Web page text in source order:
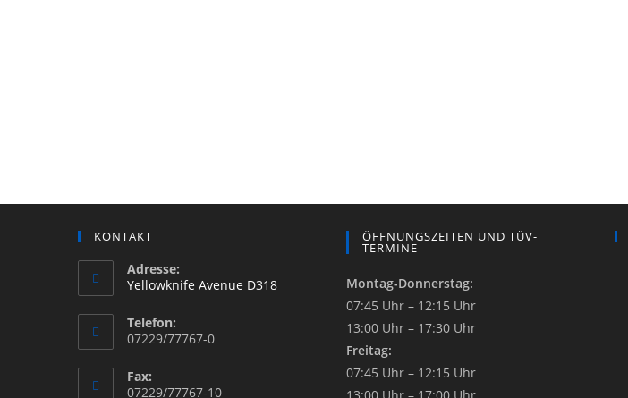
KONTAKT
Adresse:
Yellowknife Avenue D318
Telefon:
07229/77767-0
Fax:
07229/77767-10
ÖFFNUNGSZEITEN UND TÜV-
TERMINE
Montag-Donnerstag:
07:45 Uhr – 12:15 Uhr
13:00 Uhr – 17:30 Uhr
Freitag:
07:45 Uhr – 12:15 Uhr